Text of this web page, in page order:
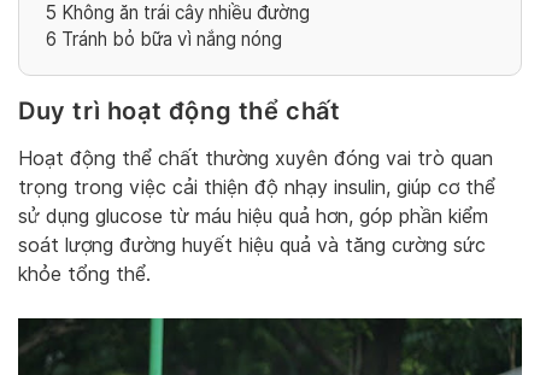
5 Không ăn trái cây nhiều đường
6 Tránh bỏ bữa vì nắng nóng
Duy trì hoạt động thể chất
Hoạt động thể chất thường xuyên đóng vai trò quan
trọng trong việc cải thiện độ nhạy insulin, giúp cơ thể
sử dụng glucose từ máu hiệu quả hơn, góp phần kiểm
soát lượng đường huyết hiệu quả và tăng cường sức
khỏe tổng thể.